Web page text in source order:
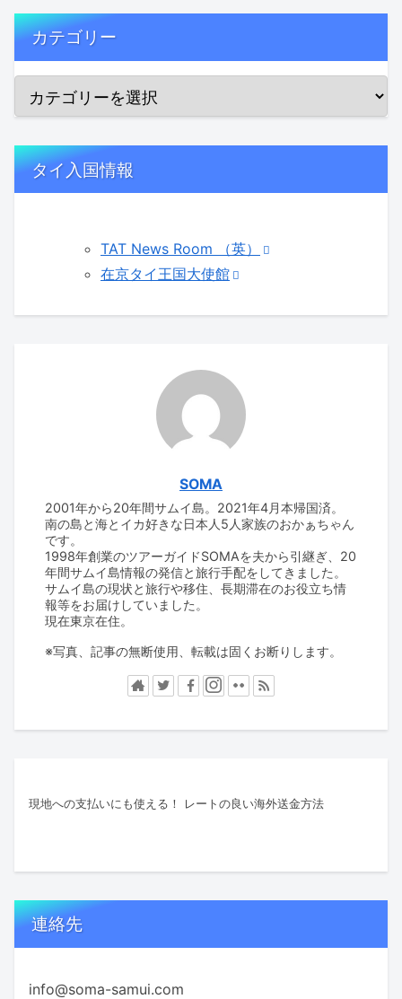
カテゴリー
タイ入国情報
TAT News Room （英）
在京タイ王国大使館
SOMA
2001年から20年間サムイ島。2021年4月本帰国済。
南の島と海とイカ好きな日本人5人家族のおかぁちゃん
です。
1998年創業のツアーガイドSOMAを夫から引継ぎ、20
年間サムイ島情報の発信と旅行手配をしてきました。
サムイ島の現状と旅行や移住、長期滞在のお役立ち情
報等をお届けしていました。
現在東京在住。
※写真、記事の無断使用、転載は固くお断りします。
現地への支払いにも使える！ レートの良い海外送金方法
連絡先
info@soma-samui.com